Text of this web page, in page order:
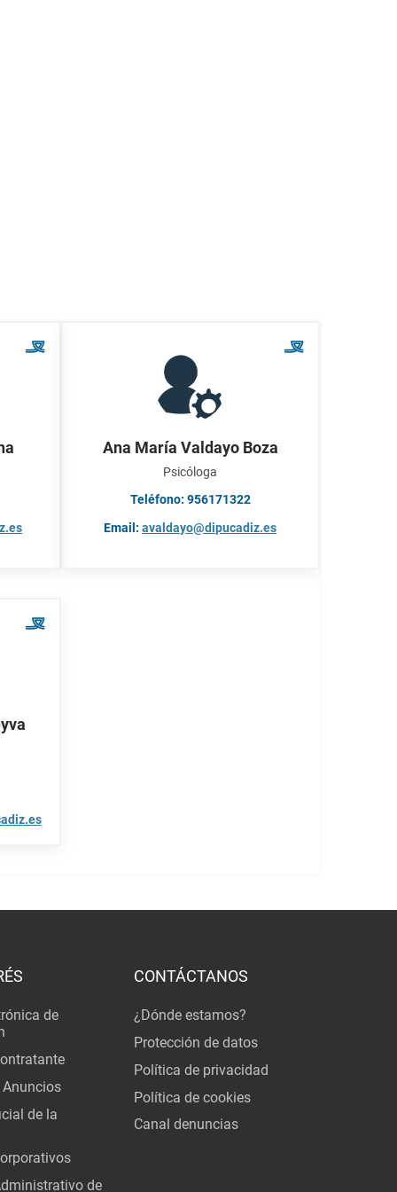
Ana María Valdayo Boza
Psicóloga
Teléfono: 956171322
Email:avaldayo@dipucadiz.es
de
de la
de
CONTÁCTANOS
¿Dónde estamos?
Protección de datos
Política de privacidad
Política de cookies
Canal denuncias